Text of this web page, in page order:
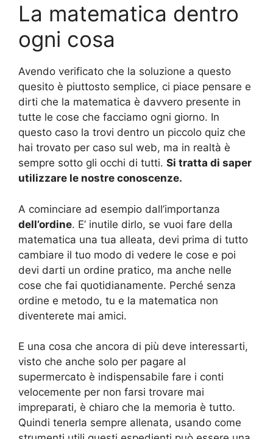
La matematica dentro
ogni cosa
Avendo verificato che la soluzione a questo
quesito è piuttosto semplice, ci piace pensare e
dirti che la matematica è davvero presente in
tutte le cose che facciamo ogni giorno. In
questo caso la trovi dentro un piccolo quiz che
hai trovato per caso sul web, ma in realtà è
sempre sotto gli occhi di tutti. Si tratta di saper
utilizzare le nostre conoscenze.
A cominciare ad esempio dall’importanza
dell’ordine. E’ inutile dirlo, se vuoi fare della
matematica una tua alleata, devi prima di tutto
cambiare il tuo modo di vedere le cose e poi
devi darti un ordine pratico, ma anche nelle
cose che fai quotidianamente. Perché senza
ordine e metodo, tu e la matematica non
diventerete mai amici.
E una cosa che ancora di più deve interessarti,
visto che anche solo per pagare al
supermercato è indispensabile fare i conti
velocemente per non farsi trovare mai
impreparati, è chiaro che la memoria è tutto.
Quindi tenerla sempre allenata, usando come